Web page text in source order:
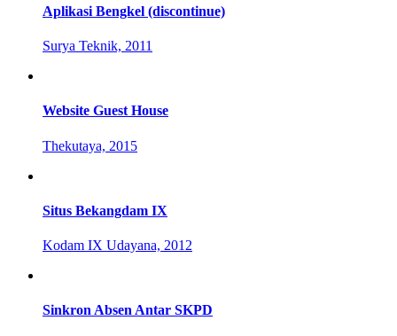
Aplikasi Bengkel (discontinue)
Surya Teknik, 2011
Website Guest House
Thekutaya, 2015
Situs Bekangdam IX
Kodam IX Udayana, 2012
Sinkron Absen Antar SKPD